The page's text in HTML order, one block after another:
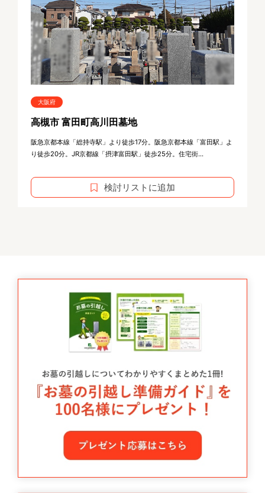
大阪府
高槻市 富田町高川田墓地
阪急京都本線「総持寺駅」より徒歩17分。阪急京都本線「富田駅」よ
り徒歩20分。JR京都線「摂津富田駅」徒歩25分。住宅街...
検討リストに追加